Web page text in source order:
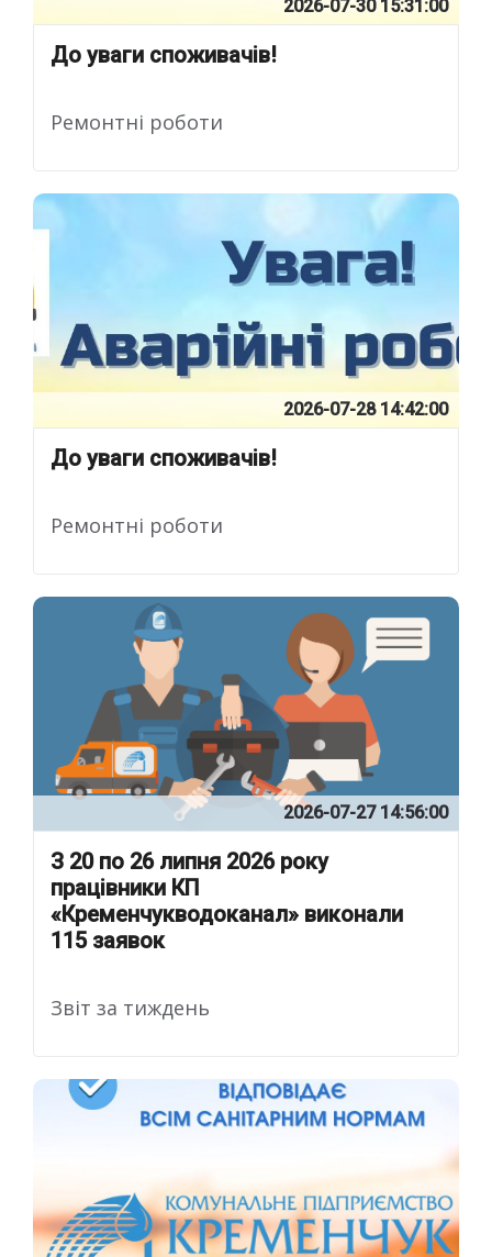
2026-07-30 15:31:00
До уваги споживачів!
Ремонтні роботи
2026-07-28 14:42:00
До уваги споживачів!
Ремонтні роботи
2026-07-27 14:56:00
З 20 по 26 липня 2026 року
працівники КП
«Кременчукводоканал» виконали
115 заявок
Звіт за тиждень